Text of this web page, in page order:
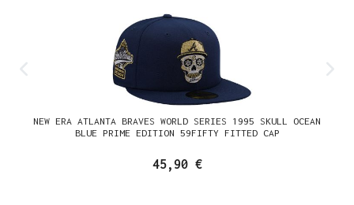
NEW ERA ATLANTA BRAVES WORLD SERIES 1995 SKULL OCEAN
BLUE PRIME EDITION 59FIFTY FITTED CAP
45,90 €